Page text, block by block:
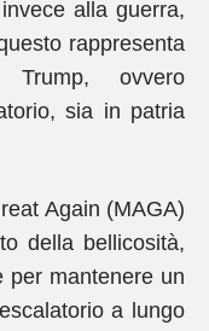
alla guerra,
rappresenta
Trump, ovvero
sia in patria
Again (MAGA)
della bellicosità,
per mantenere un
a lungo